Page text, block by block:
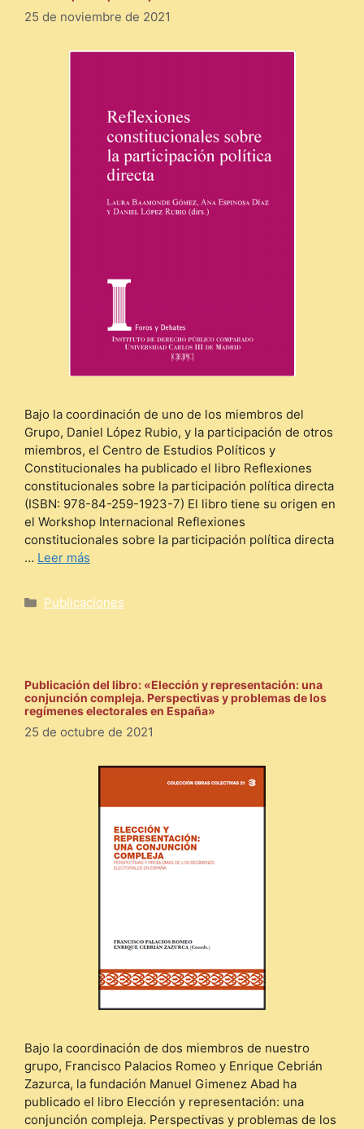
25 de noviembre de 2021
Bajo la coordinación de uno de los miembros del
Grupo, Daniel López Rubio, y la participación de otros
miembros, el Centro de Estudios Políticos y
Constitucionales ha publicado el libro Reflexiones
constitucionales sobre la participación política directa
(ISBN: 978-84-259-1923-7) El libro tiene su origen en
el Workshop Internacional Reflexiones
constitucionales sobre la participación política directa
… Leer más
Categorías
Publicaciones
Publicación del libro: «Elección y representación: una
conjunción compleja. Perspectivas y problemas de los
regímenes electorales en España»
25 de octubre de 2021
Bajo la coordinación de dos miembros de nuestro
grupo, Francisco Palacios Romeo y Enrique Cebrián
Zazurca, la fundación Manuel Gimenez Abad ha
publicado el libro Elección y representación: una
conjunción compleja. Perspectivas y problemas de los